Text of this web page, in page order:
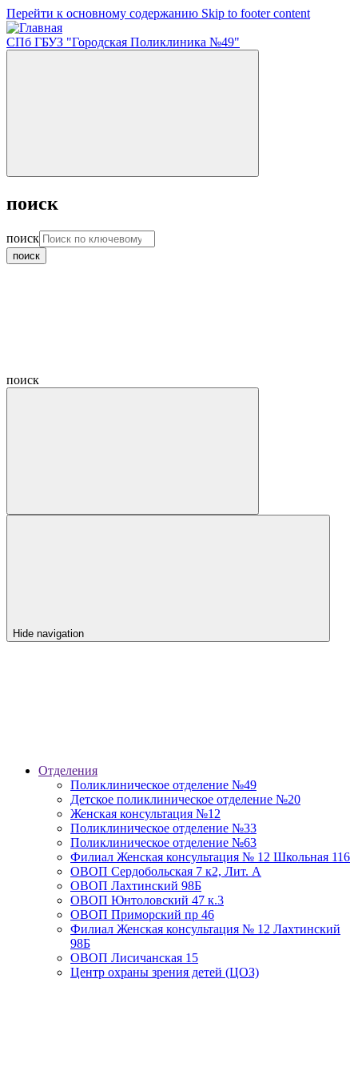
Перейти к основному содержанию Skip to footer content
СПб ГБУЗ "Городская Поликлиника №49"
поиск
поиск
поиск
Hide navigation
Отделения
Поликлиническое отделение №49
Детское поликлиническое отделение №20
Женская консультация №12
Поликлиническое отделение №33
Поликлиническое отделение №63
Филиал Женская консультация № 12 Школьная 116
ОВОП Сердобольская 7 к2, Лит. А
ОВОП Лахтинский 98Б
ОВОП Юнтоловский 47 к.3
ОВОП Приморский пр 46
Филиал Женская консультация № 12 Лахтинский
98Б
ОВОП Лисичанская 15
Центр охраны зрения детей (ЦОЗ)